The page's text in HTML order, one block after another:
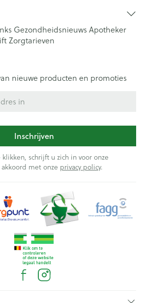
Gezondheidsnieuws Apotheker
Zorgtarieven
nieuwe producten en promoties
Inschrijven
schrijft u zich in voor onze
met onze privacy policy.